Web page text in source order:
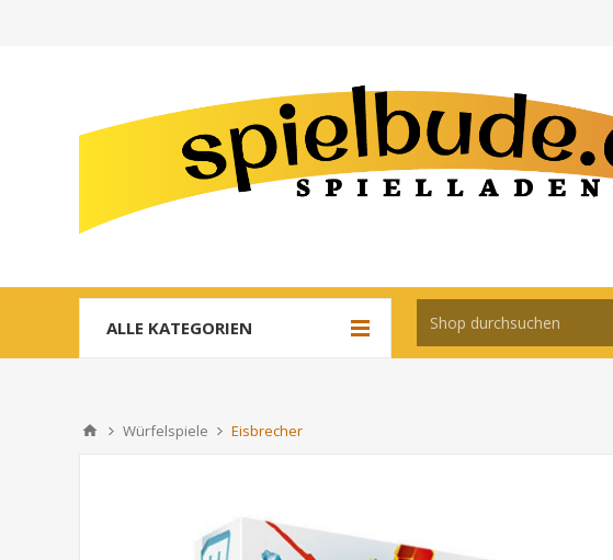
ALLE KATEGORIEN
Würfelspiele Eisbrecher